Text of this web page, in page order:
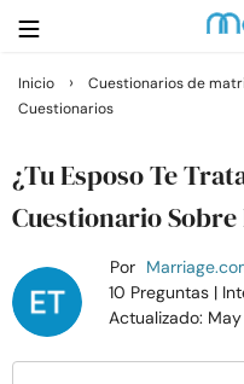
Buscar
Casarse
Relaciones
Familia
Inicio › Cuestionarios de
Cuestionarios
¿Tu Esposo Te
Cuestionario Sobre
Por
10 Preguntas |
Actualizado: